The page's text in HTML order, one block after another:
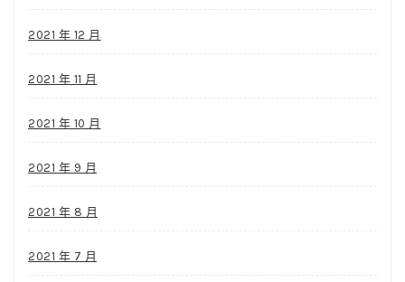
2021 年 12 月
2021 年 11 月
2021 年 10 月
2021 年 9 月
2021 年 8 月
2021 年 7 月